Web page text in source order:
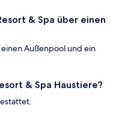
& Spa über einen
Außenpool und ein
& Spa Haustiere?